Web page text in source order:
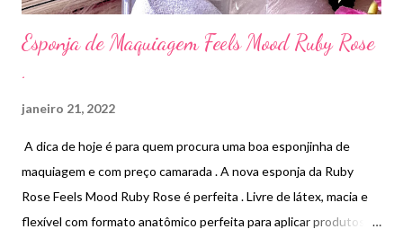
Esponja de Maquiagem Feels Mood Ruby Rose
.
janeiro 21, 2022
A dica de hoje é para quem procura uma boa esponjinha de
maquiagem e com preço camarada . A nova esponja da Ruby
Rose Feels Mood Ruby Rose é perfeita . Livre de látex, macia e
flexível com formato anatômico perfeita para aplicar produtos